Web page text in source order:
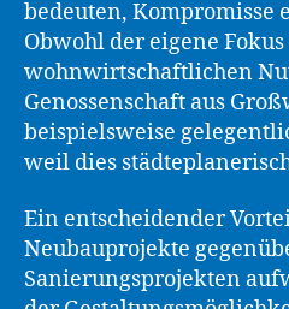
bedeuten, Kompromisse
Obwohl der eigene
wohnwirtschaftlichen
Genossenschaft aus
beispielsweise
weil dies
Ein entscheidender
Neubauprojekte
Sanierungsprojekten